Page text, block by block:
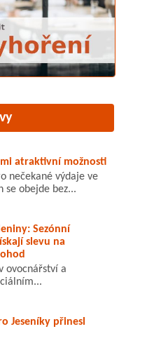
atraktivní možnosti
nečekané výdaje ve
se obejde bez...
Sezónní
slevu na
ovocnářství a
Jeseníky přinesl